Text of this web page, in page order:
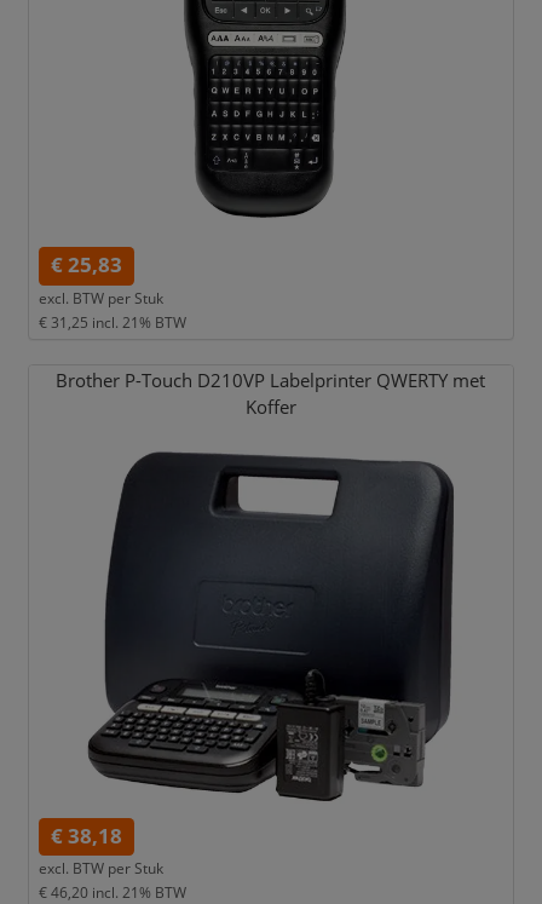
€ 25,83
excl. BTW per Stuk
€ 31,25 incl. 21% BTW
Brother P-Touch D210VP Labelprinter QWERTY met
Koffer
€ 38,18
excl. BTW per Stuk
€ 46,20 incl. 21% BTW